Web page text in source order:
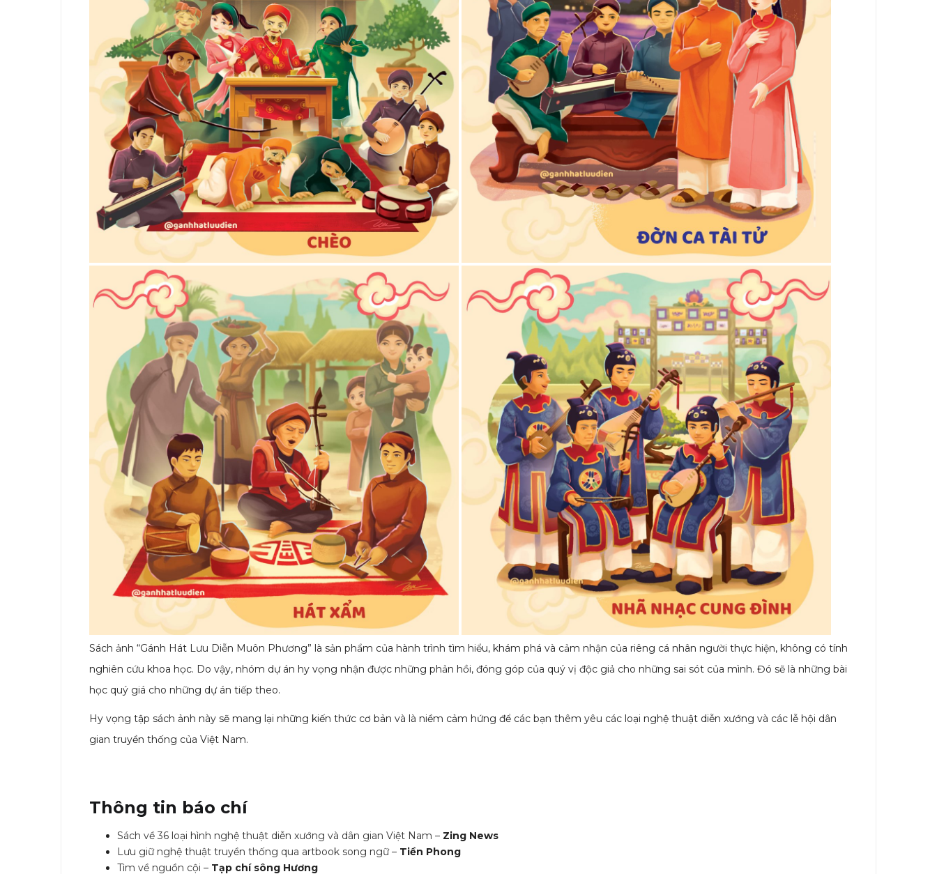
Sách ảnh “Gánh Hát Lưu Diễn Muôn Phương” là sản phẩm của hành trình tìm hiểu, khám phá và cảm nhận của riêng cá nhân người thực hiện, không có tính
nghiên cứu khoa học. Do vậy, nhóm dự án hy vọng nhận được những phản hồi, đóng góp của quý vị độc giả cho những sai sót của mình. Đó sẽ là những bài
học quý giá cho những dự án tiếp theo.
Hy vọng tập sách ảnh này sẽ mang lại những kiến thức cơ bản và là niềm cảm hứng để các bạn thêm yêu các loại nghệ thuật diễn xướng và các lễ hội dân
gian truyền thống của Việt Nam.
Thông tin báo chí
Sách về 36 loại hình nghệ thuật diễn xướng và dân gian Việt Nam – Zing News
Lưu giữ nghệ thuật truyền thống qua artbook song ngữ– Tiền Phong
Tìm về nguồn cội – Tạp chí sông Hương